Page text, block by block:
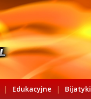
| Edukacyjne | Bijatyki